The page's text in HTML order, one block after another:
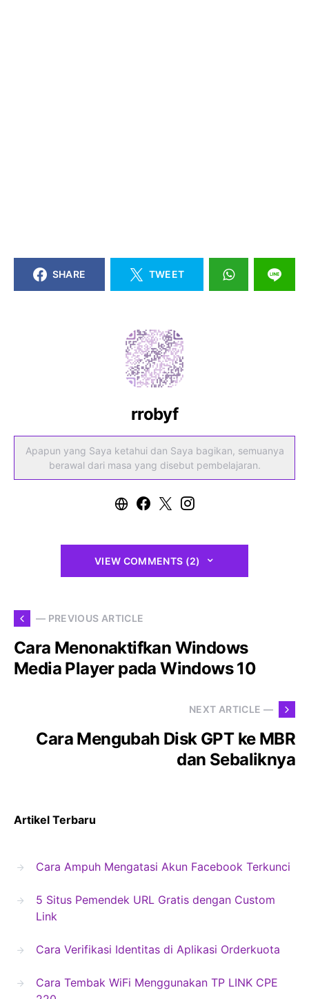
SHARE TWEET
rrobyf
Apapun yang Saya ketahui dan Saya bagikan, semuanya
berawal dari masa yang disebut pembelajaran.
VIEW COMMENTS (2)
— PREVIOUS ARTICLE
Cara Menonaktifkan Windows
Media Player pada Windows 10
NEXT ARTICLE —
Cara Mengubah Disk GPT ke MBR
dan Sebaliknya
Artikel Terbaru
Cara Ampuh Mengatasi Akun Facebook Terkunci
5 Situs Pemendek URL Gratis dengan Custom
Link
Cara Verifikasi Identitas di Aplikasi Orderkuota
Cara Tembak WiFi Menggunakan TP LINK CPE